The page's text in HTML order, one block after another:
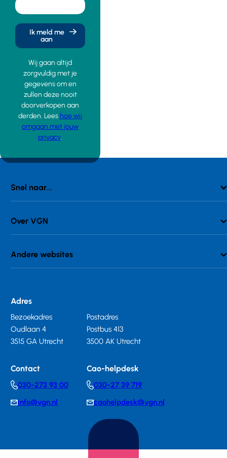
Ik meld me
aan
Wij gaan altijd
zorgvuldig met je
gegevens om en
zullen deze nooit
doorverkopen aan
derden. Lees hoe wij
omgaan met jouw
privacy.
Snel naar...
Over VGN
Andere websites
Adres
Bezoekadres
Oudlaan 4
3515 GA Utrecht
Postadres
Postbus 413
3500 AK Utrecht
Contact
Telephonenumber
030-273 93 00
E-info@vgn.nl
Cao-helpdesk
Telephonenumber
030-27 39 719
E-caohelpdesk@vgn.nl